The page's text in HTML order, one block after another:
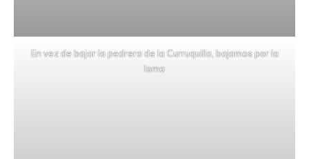
En vez de bajar la pedrera de la Curruquilla, bajamos por la
loma